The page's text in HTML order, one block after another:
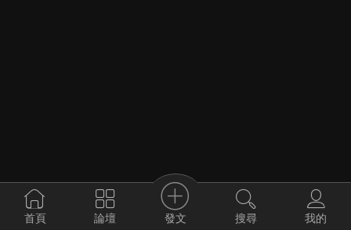
首頁 論壇 發文 搜尋 我的